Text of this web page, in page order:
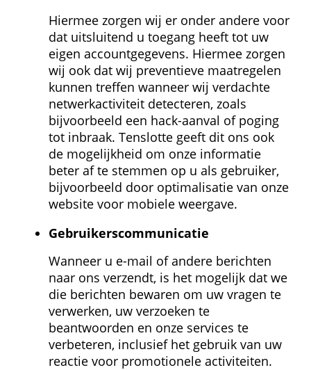
Hiermee zorgen wij er onder andere voor
dat uitsluitend u toegang heeft tot uw
eigen accountgegevens. Hiermee zorgen
wij ook dat wij preventieve maatregelen
kunnen treffen wanneer wij verdachte
netwerk­activiteit detecteren, zoals
bijvoorbeeld een hack-aanval of poging
tot inbraak. Tenslotte geeft dit ons ook
de mogelijkheid om onze informatie
beter af te stemmen op u als gebruiker,
bijvoorbeeld door optimalisatie van onze
website voor mobiele weergave.
Gebruikers­communicatie
Wanneer u e-mail of andere berichten
naar ons verzendt, is het mogelijk dat we
die berichten bewaren om uw vragen te
verwerken, uw verzoeken te
beantwoorden en onze services te
verbeteren, inclusief het gebruik van uw
reactie voor promotionele activiteiten.